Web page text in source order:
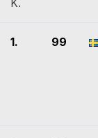
K.
1. 99